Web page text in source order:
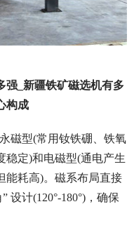
强_新疆铁矿磁选机有多
构成
磁型(常用钕铁硼、铁氧
稳定)和电磁型(通电产生
能耗高)。磁系布局直接
设计(120°-180°)，确保